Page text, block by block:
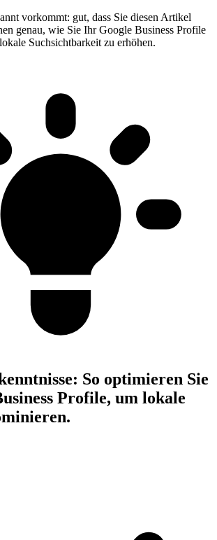
vorkommt: gut, dass Sie diesen Artikel
genau, wie Sie Ihr Google Business Profile
Suchsichtbarkeit zu erhöhen.
So optimieren Sie
Profile, um lokale